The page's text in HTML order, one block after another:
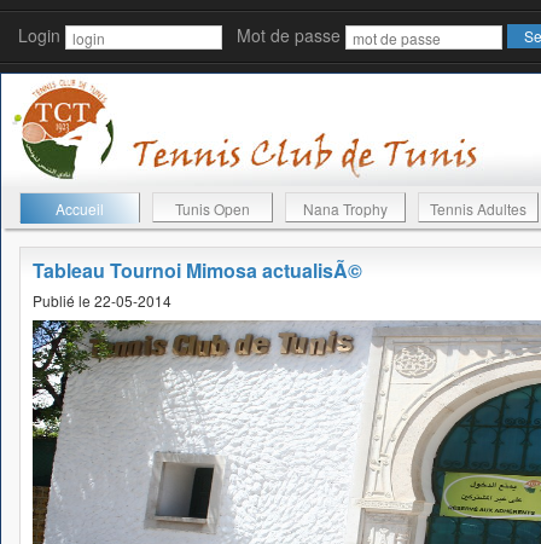
Login Mot de passe
Accueil Tunis Open Nana Trophy Tennis Adultes
Tableau Tournoi Mimosa actualisÃ©
Publié le 22-05-2014